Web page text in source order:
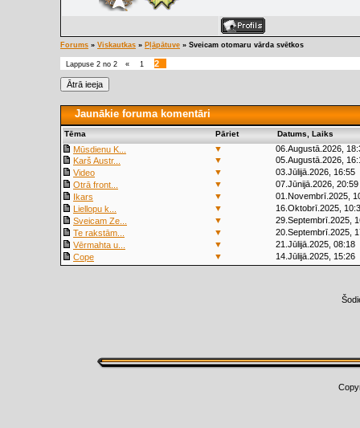
Forums » Viskautkas » Pļāpātuve » Sveicam otomaru vārda svētkos
Lappuse 2 no 2 « 1 2
Jaunākie foruma komentāri
Tēma Pāriet Datums, Laiks
Mūsdienu K... ▼
06.Augustā.2026,
Karš Austr...
▼
05.Augustā.2026,
Video
▼
03.Jūlijā.2026, 16:55
Otrā front...
▼
07.Jūnijā.2026, 20:59
Ikars
▼
01.Novembrī.2025,
Liellopu k...
▼
16.Oktobrī.2025,
Sveicam Ze...
▼
29.Septembrī.2025,
Te rakstām...
▼
20.Septembrī.2025,
Vērmahta u...
▼
21.Jūlijā.2025, 08:18
Cope
▼ 14.Jūlijā.2025, 15:26